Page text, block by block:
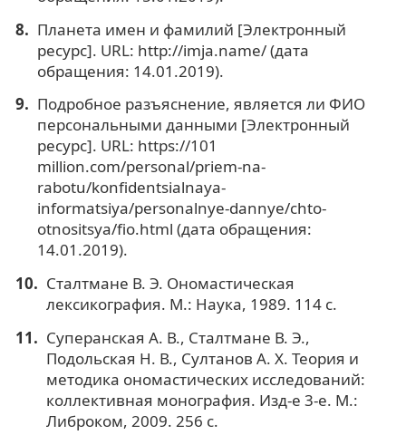
Планета имен и фамилий [Электронный
ресурс]. URL: http://imja.name/ (дата
обращения: 14.01.2019).
Подробное разъяснение, является ли ФИО
персональными данными [Электронный
ресурс]. URL: https://101
million.com/personal/priem-na-
rabotu/konfidentsialnaya-
informatsiya/personalnye-dannye/chto-
otnositsya/fio.html (дата обращения:
14.01.2019).
Cталтмане В. Э. Ономастическая
лексикография. М.: Наука, 1989. 114 с.
Суперанская А. В., Сталтмане В. Э.,
Подольская Н. В., Султанов А. Х. Теория и
методика ономастических исследований:
коллективная монография. Изд-е 3-е. М.:
Либроком, 2009. 256 с.